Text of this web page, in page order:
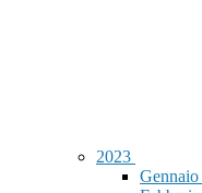
2023
Gennaio